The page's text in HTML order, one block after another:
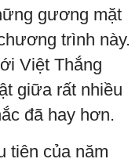
gương mặt
trình này.
Việt Thắng
giữa rất nhiều
đã hay hơn.
tiên của năm